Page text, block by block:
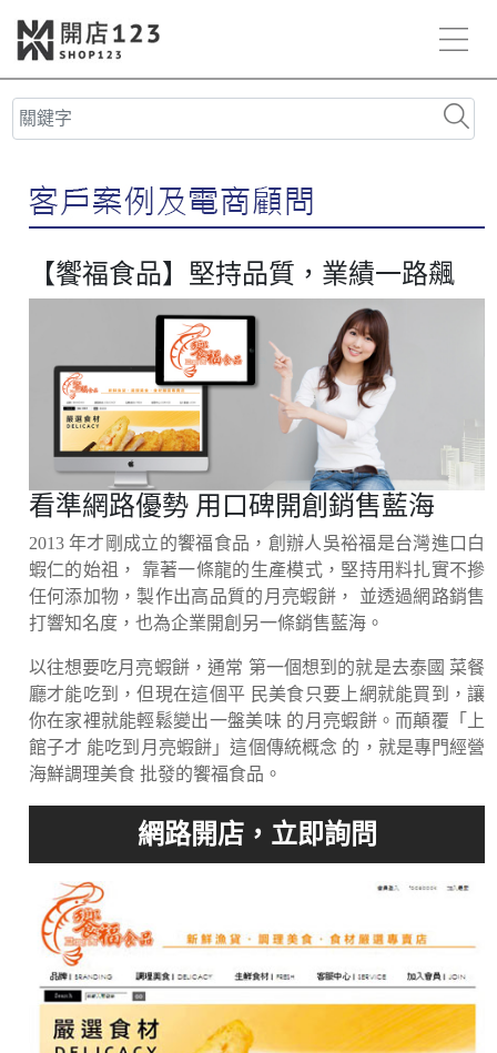
【饗福食品】堅持品質，業績一路飆
看準網路優勢 用口碑開創銷售藍海
2013 年才剛成立的饗福食品，創辦人吳裕福是台灣進口白
蝦仁的始祖， 靠著一條龍的生產模式，堅持用料扎實不摻
任何添加物，製作出高品質的月亮蝦餅， 並透過網路銷售
打響知名度，也為企業開創另一條銷售藍海。
以往想要吃月亮蝦餅，通常 第一個想到的就是去泰國 菜餐
廳才能吃到，但現在這個平 民美食只要上網就能買到，讓
你在家裡就能輕鬆變出一盤美味 的月亮蝦餅。而顛覆「上
館子才 能吃到月亮蝦餅」這個傳統概念 的，就是專門經營
海鮮調理美食 批發的饗福食品。